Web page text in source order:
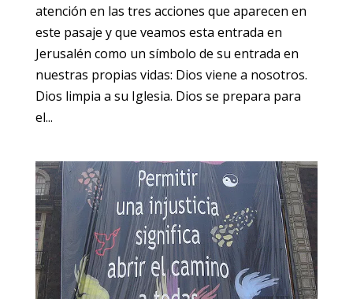
atención en las tres acciones que aparecen en
este pasaje y que veamos esta entrada en
Jerusalén como un símbolo de su entrada en
nuestras propias vidas: Dios viene a nosotros.
Dios limpia a su Iglesia. Dios se prepara para
el...